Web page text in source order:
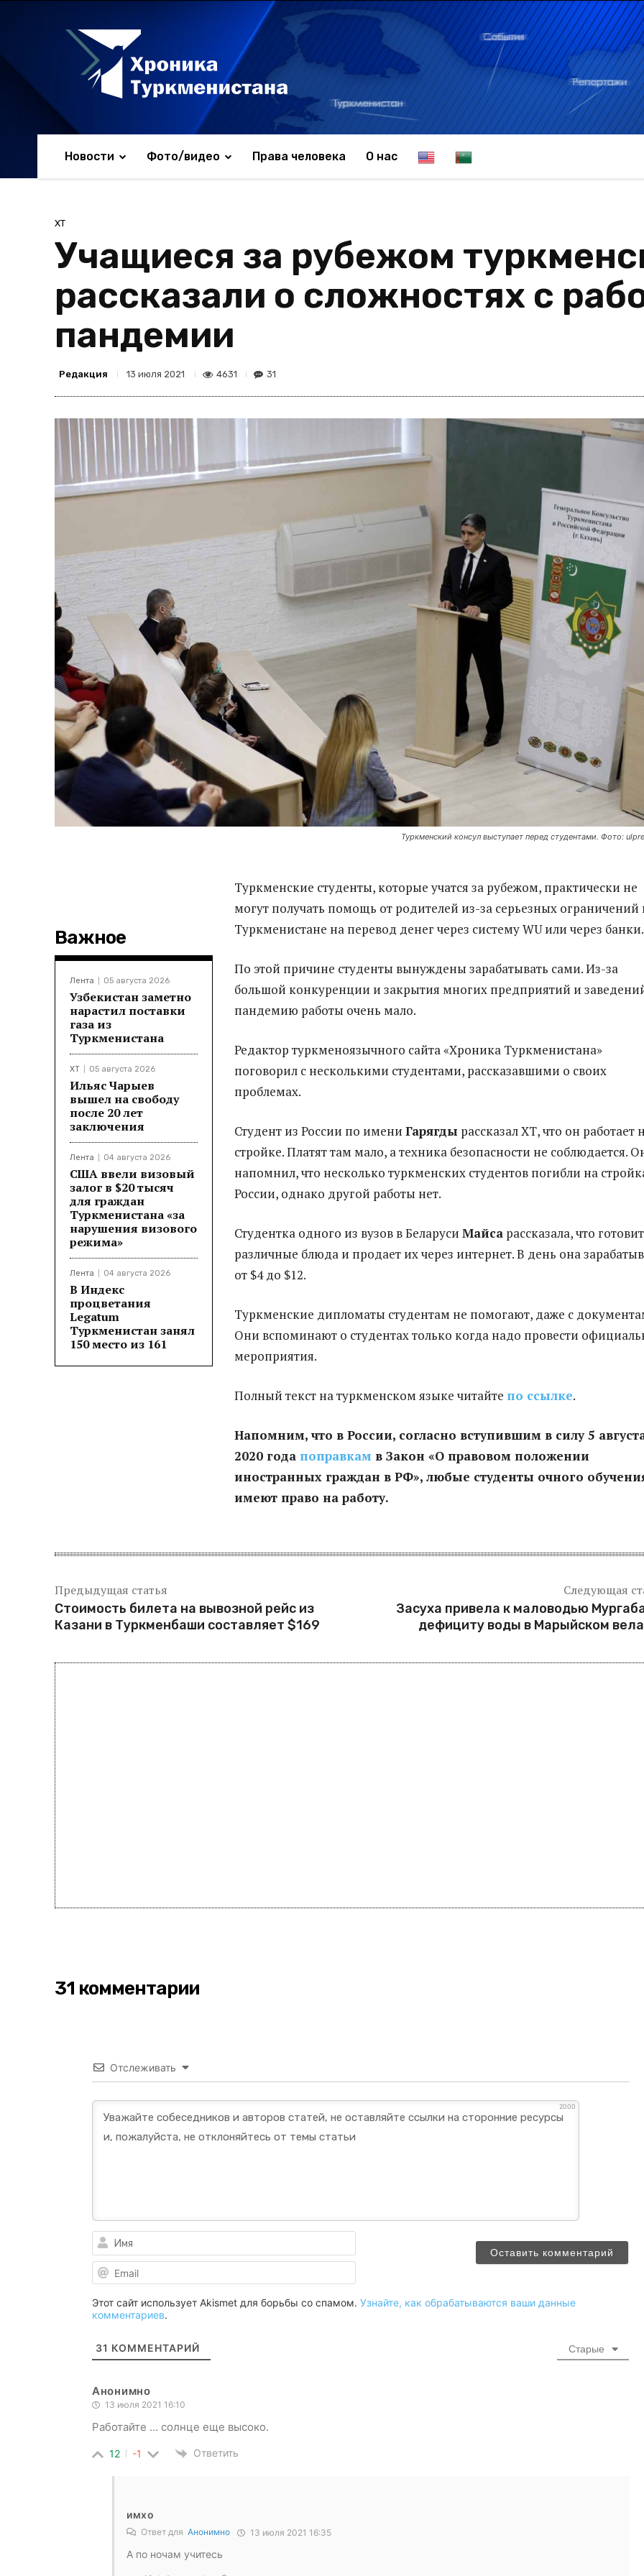
Новости Фото/видео Права человека О нас E
l
h
T
k
n
ХТ
Учащиеся за рубежом
рассказали о сложностях с
пандемии
Редакция 13 июля 2021 4631 31
Туркменский консул выступает перед студентами. Фото:
Важное
Лента 05 августа 2026
Узбекистан заметно
нарастил поставки
газа из
Туркменистана
ХТ 05 августа 2026
Ильяс Чарыев
вышел на свободу
после 20 лет
заключения
Лента 04 августа 2026
США ввели визовый
залог в $20 тысяч
для граждан
Туркменистана «за
нарушения визового
режима»
Лента 04 августа 2026
В Индекс
процветания
Legatum
Туркменистан занял
150 место из 161
Туркменские студенты, которые учатся за рубежом, практически не
могут получать помощь от родителей из-за серьезных ограничений
Туркменистане на перевод денег через систему WU или через банки.
По этой причине студенты вынуждены зарабатывать сами. Из-за
большой конкуренции и закрытия многих предприятий и
пандемию работы очень мало.
Редактор туркменоязычного сайта «Хроника Туркменистана»
поговорил с несколькими студентами, рассказавшими о своих
проблемах.
Студент из России по имени Гарягды рассказал ХТ, что он работает
стройке. Платят там мало, а техника безопасности не соблюдается.
напомнил, что несколько туркменских студентов погибли на
России, однако другой работы нет.
Студентка одного из вузов в Беларуси Майса рассказала, что готовит
различные блюда и продает их через интернет. В день она
от $4 до $12.
Туркменские дипломаты студентам не помогают, даже с
Они вспоминают о студентах только когда надо провести
мероприятия.
Полный текст на туркменском языке читайте по ссылке.
Напомним, что в России, согласно вступившим в силу 5
2020 года поправкам в Закон «О правовом положении
иностранных граждан в РФ», любые студенты очного
имеют право на работу.
Предыдущая статья
Стоимость билета на вывозной рейс из
Казани в Туркменбаши составляет $169
Следующая
Засуха привела к маловодью
дефициту воды в Марыйском
31 комментарии
Отслеживать
2000
Этот сайт использует Akismet для борьбы со спамом. Узнайте, как обрабатываются ваши данные
комментариев.
31 КОММЕНТАРИЙ Старые
Анонимно
13 июля 2021 16:10
Работайте … солнце еще высоко.
12 -1 Ответить
имхо
Ответ для Анонимно 13 июля 2021 16:35
А по ночам учитесь